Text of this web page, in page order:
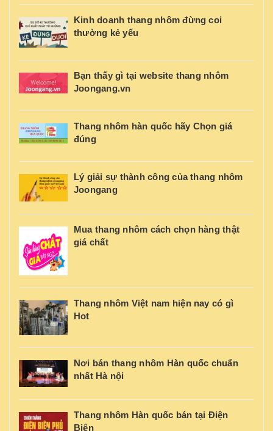
Kinh doanh thang nhôm đừng coi
thường kẻ yếu
Bạn thấy gì tại website thang nhôm
Joongang.vn
Thang nhôm hàn quốc hãy Chọn giá
đúng
Lý giải sự thành công của thang nhôm
Joongang
Mua thang nhôm cách chọn hàng thật
giá chất
Thang nhôm Việt nam hiện nay có gì
Hot
Nơi bán thang nhôm Hàn quốc chuẩn
nhất Hà nội
Thang nhôm Hàn quốc bán tại Điện
Biên